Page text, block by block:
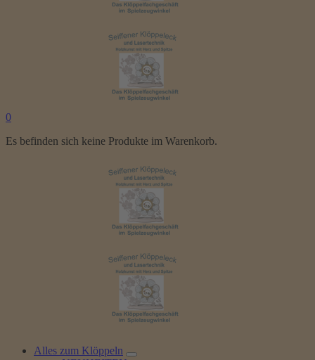
0
Es befinden sich keine Produkte im Warenkorb.
Alles zum Klöppeln